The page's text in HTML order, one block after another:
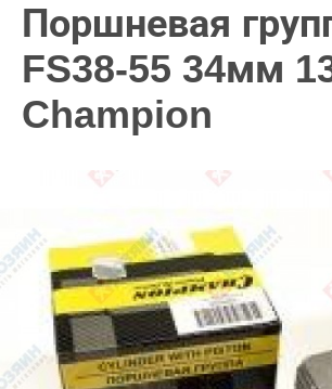
Поршневая
FS38-55 34мм
Champion